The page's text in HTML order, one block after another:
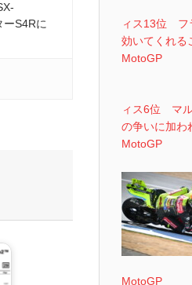
S4Rに
ィス13位 フ
効いてくれる
MotoGP
ィス6位 マ
の争いに加わ
MotoGP
MotoGP